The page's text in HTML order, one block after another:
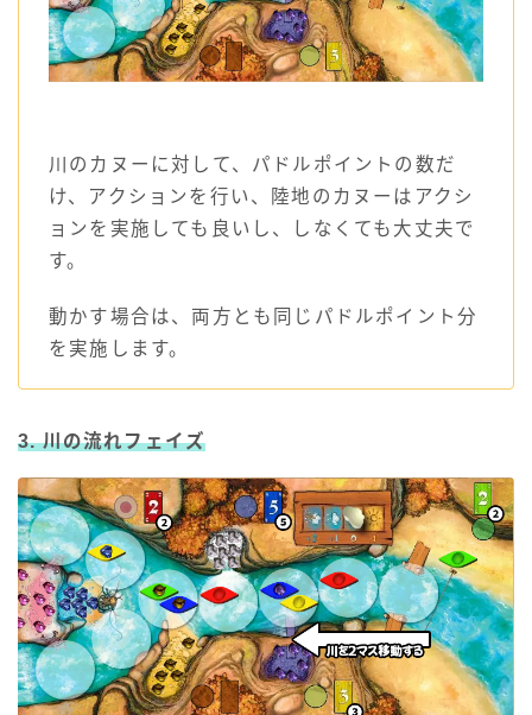
川のカヌーに対して、パドルポイントの数だ
け、アクションを行い、陸地のカヌーはアクシ
ョンを実施しても良いし、しなくても大丈夫で
す。
動かす場合は、両方とも同じパドルポイント分
を実施します。
3. 川の流れフェイズ